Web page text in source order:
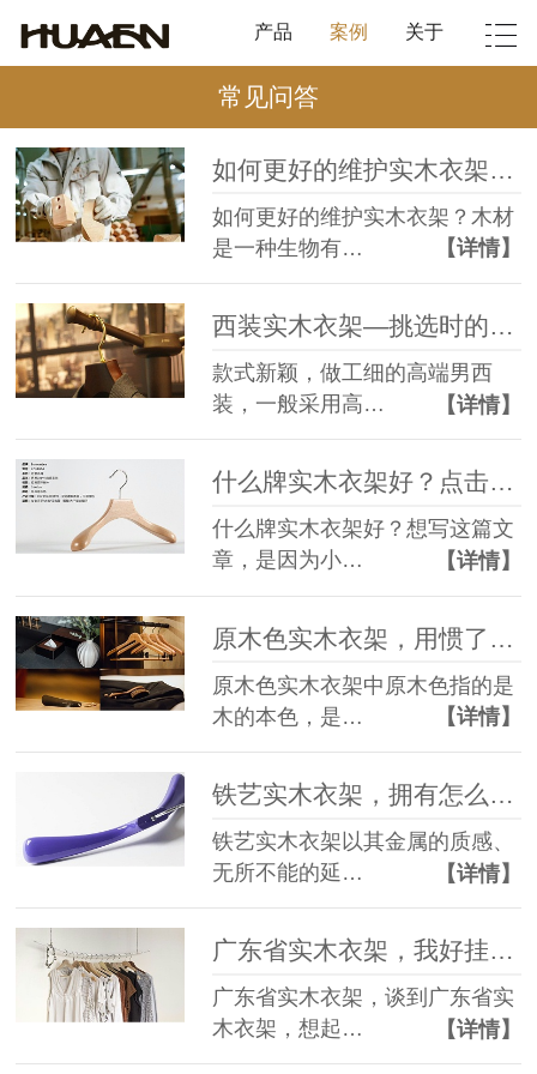
产品 案例 关于
常见问答
如何更好的维护实木衣架？华恩为您支招【华恩】
如何更好的维护实木衣架？木材
是一种生物有…
【详情】
西装实木衣架—挑选时的细节你要了解【华恩】
款式新颖，做工细的高端男西
装，一般采用高…
【详情】
什么牌实木衣架好？点击这里度娘有话要说【华恩】
什么牌实木衣架好？想写这篇文
章，是因为小…
【详情】
原木色实木衣架，用惯了的爱不释手【华恩】
原木色实木衣架中原木色指的是
木的本色，是…
【详情】
铁艺实木衣架，拥有怎么样的使用效果【华恩】
铁艺实木衣架以其金属的质感、
无所不能的延…
【详情】
广东省实木衣架，我好挂住你—衣架对衣服的情话【华恩】
广东省实木衣架，谈到广东省实
木衣架，想起…
【详情】